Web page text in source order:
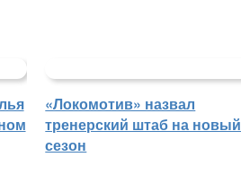
«Локомотив» назвал
тренерский штаб на новый
сезон